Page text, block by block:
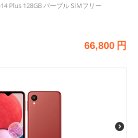
Plus 128GB パープル SIMフリー
66,800 円